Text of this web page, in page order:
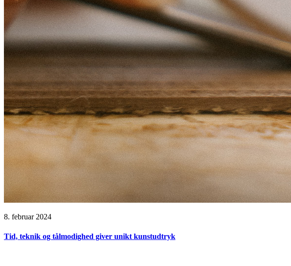
8. februar 2024
Tid, teknik og tålmodighed giver unikt kunstudtryk